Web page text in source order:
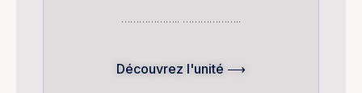
……………….. ………………..
Découvrez l'unité ⟶